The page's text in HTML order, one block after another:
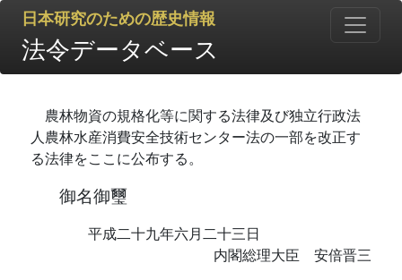
日本研究のための歴史情報
法令データベース
農林物資の規格化等に関する法律及び独立行政法
人農林水産消費安全技術センター法の一部を改正す
る法律をここに公布する。
御名御璽
平成二十九年六月二十三日
内閣総理大臣 安倍晋三